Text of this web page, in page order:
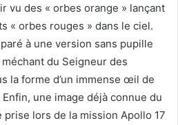
vu des « orbes orange » lançant
« orbes rouges » dans le ciel.
à une version sans pupille
du Seigneur des
la forme d’un immense œil de
une image déjà connue du
lors de la mission Apollo 17